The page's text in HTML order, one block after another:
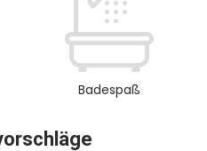
Badespaß